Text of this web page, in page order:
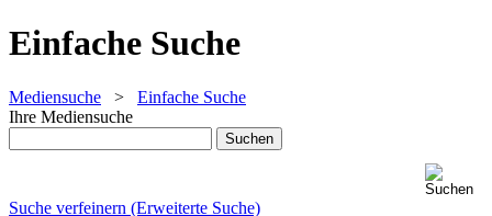
Einfache Suche
Mediensuche > Einfache Suche
Ihre Mediensuche
Suche verfeinern (Erweiterte Suche)